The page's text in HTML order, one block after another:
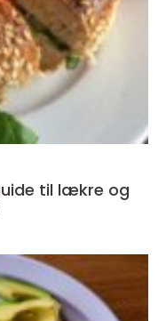
til lækre og